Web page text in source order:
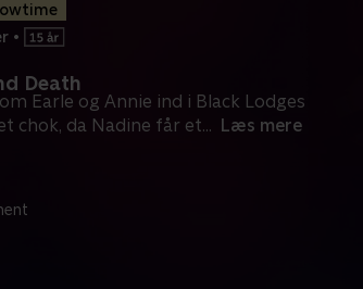
•
Death
Earle og Annie ind i Black Lodges
chok, da Nadine får et... Læs mere